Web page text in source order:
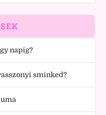
napig?
sminked?